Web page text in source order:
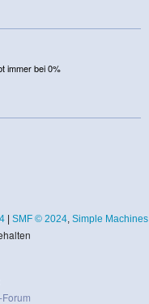
immer bei 0%
| SMF © 2024, Simple Machines